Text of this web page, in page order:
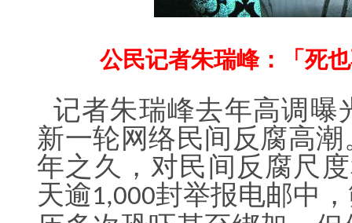
公民记者朱瑞峰：「死
记者朱瑞峰去年高调曝
新一轮网络民间反腐高
年之久，对民间反腐尺
天逾1,000封举报电邮中